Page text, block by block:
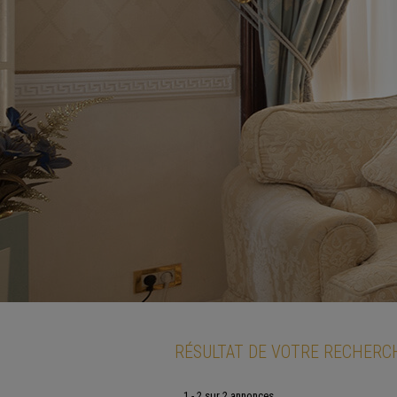
RÉSULTAT DE VOTRE